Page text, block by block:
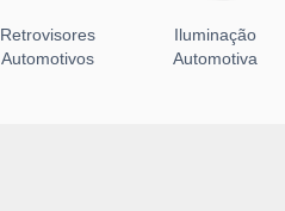
Retrovisores
Automotivos
Iluminação
Automotiva